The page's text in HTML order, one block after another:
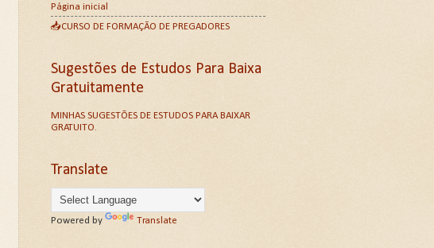
Página inicial
📥CURSO DE FORMAÇÃO DE PREGADORES
Sugestões de Estudos Para Baixa
Gratuitamente
MINHAS SUGESTÕES DE ESTUDOS PARA BAIXAR
GRATUITO.
Translate
Powered by Translate